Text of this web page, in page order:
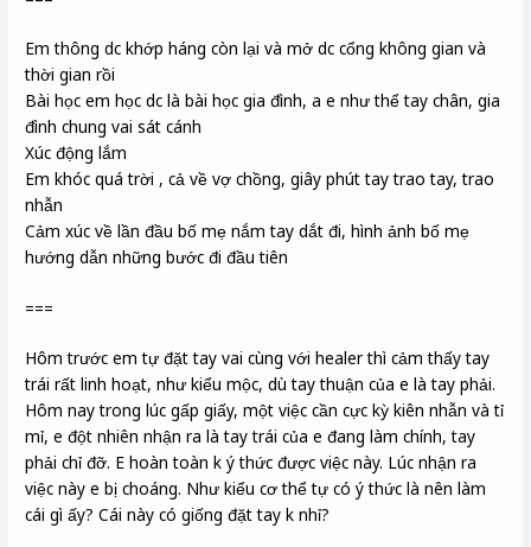
Em thông dc khớp háng còn lại và mở dc cổng không gian và
thời gian rồi
Bài học em học dc là bài học gia đình, a e như thể tay chân, gia
đình chung vai sát cánh
Xúc động lắm
Em khóc quá trời , cả về vợ chồng, giây phút tay trao tay, trao
nhẫn
Cảm xúc về lần đầu bố mẹ nắm tay dắt đi, hình ảnh bố mẹ
hướng dẫn những bước đi đầu tiên
===
Hôm trước em tự đặt tay vai cùng với healer thì cảm thấy tay
trái rất linh hoạt, như kiểu mộc, dù tay thuận của e là tay phải.
Hôm nay trong lúc gấp giấy, một việc cần cực kỳ kiên nhẫn và tỉ
mỉ, e đột nhiên nhận ra là tay trái của e đang làm chính, tay
phải chỉ đỡ. E hoàn toàn k ý thức được việc này. Lúc nhận ra
việc này e bị choáng. Như kiểu cơ thể tự có ý thức là nên làm
cái gì ấy? Cái này có giống đặt tay k nhỉ?